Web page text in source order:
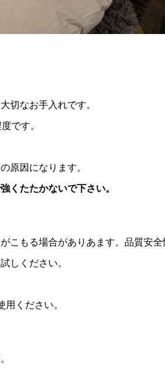
切なお手入れです。
です。
原因になります。
くたたかないで下さい。
こもる場合がありあます。品質安全
しください。
ください。